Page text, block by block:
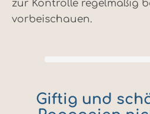
zur Kontrolle regelmäßig
vorbeischauen.
Giftig und